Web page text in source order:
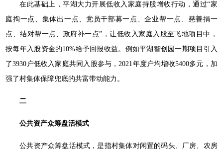
在此基础上，平湖大力开展低收入家庭持股增收行动，通过“家
庭掏一点、集体出一点、党员干部募一点、企业帮一点、慈善捐一
点、结对帮一点、政府补一点”，让低收入家庭入股至飞地项目中，
按每年入股资金的10%给予回报收益。例如平湖智创园一期项目引入
了3930户低收入家庭共同入股参与，2021年度户均增收5400多元，加
强了村集体保障兜底的共富带动能力。
二
公共资产众筹盘活模式
公共资产众筹盘活模式，是指村集体对闲置的码头、厂房、农房